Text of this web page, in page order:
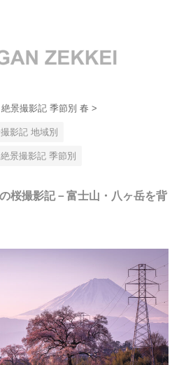
絶景撮影記 季節別 春 >
影記 地域別
絶景撮影記 季節別
桜撮影記－富士山・八ヶ岳を背